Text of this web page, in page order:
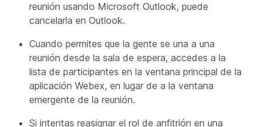
reunión usando Microsoft Outlook, puede
cancelarla en Outlook.
Cuando permites que la gente se una a una
reunión desde la sala de espera, accedes a la
lista de participantes en la ventana principal de la
aplicación Webex, en lugar de a la ventana
emergente de la reunión.
Si intentas reasignar el rol de anfitrión en una